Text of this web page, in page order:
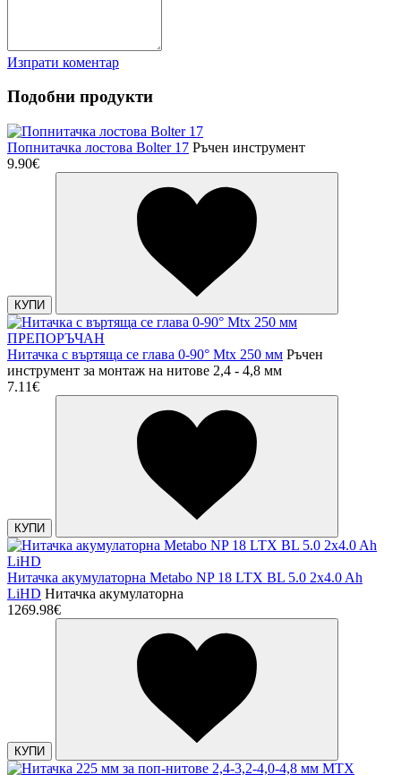
Изпрати коментар
Подобни продукти
Попнитачка лостова Bolter 17 Ръчен инструмент
9.90€
КУПИ
ПРЕПОРЪЧАН
Нитачка с въртяща се глава 0-90° Mtx 250 мм Ръчен
инструмент за монтаж на нитове 2,4 - 4,8 мм
7.11€
КУПИ
Нитачка акумулаторна Metabo NP 18 LTX BL 5.0 2x4.0 Ah
LiHD Нитачка акумулаторна
1269.98€
КУПИ